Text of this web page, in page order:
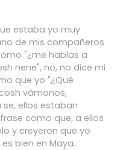
estaba yo muy
de mis compañeros
"¿me hablas a
nene", no, no dice mi
que yo "¿Qué
cosh vámonos,
se, ellos estaban
frase como que, a ellos
y creyeron que yo
es bien en Maya.